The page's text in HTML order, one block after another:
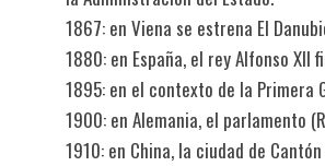
1867: en Viena se estrena El
1880: en España, el rey Alfonso
1895: en el contexto de la Primera
1900: en Alemania, el parlamento
1910: en China, la ciudad de